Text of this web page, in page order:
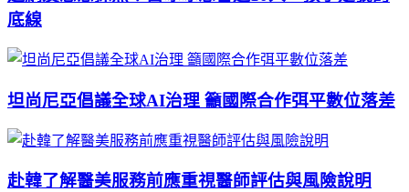
底線
坦尚尼亞倡議全球AI治理 籲國際合作弭平數位落差
赴韓了解醫美服務前應重視醫師評估與風險說明